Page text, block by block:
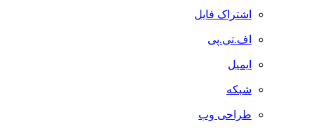
اشتراک فایل
اف.تی.پی
ایمیل
شبکه
طراحی وب